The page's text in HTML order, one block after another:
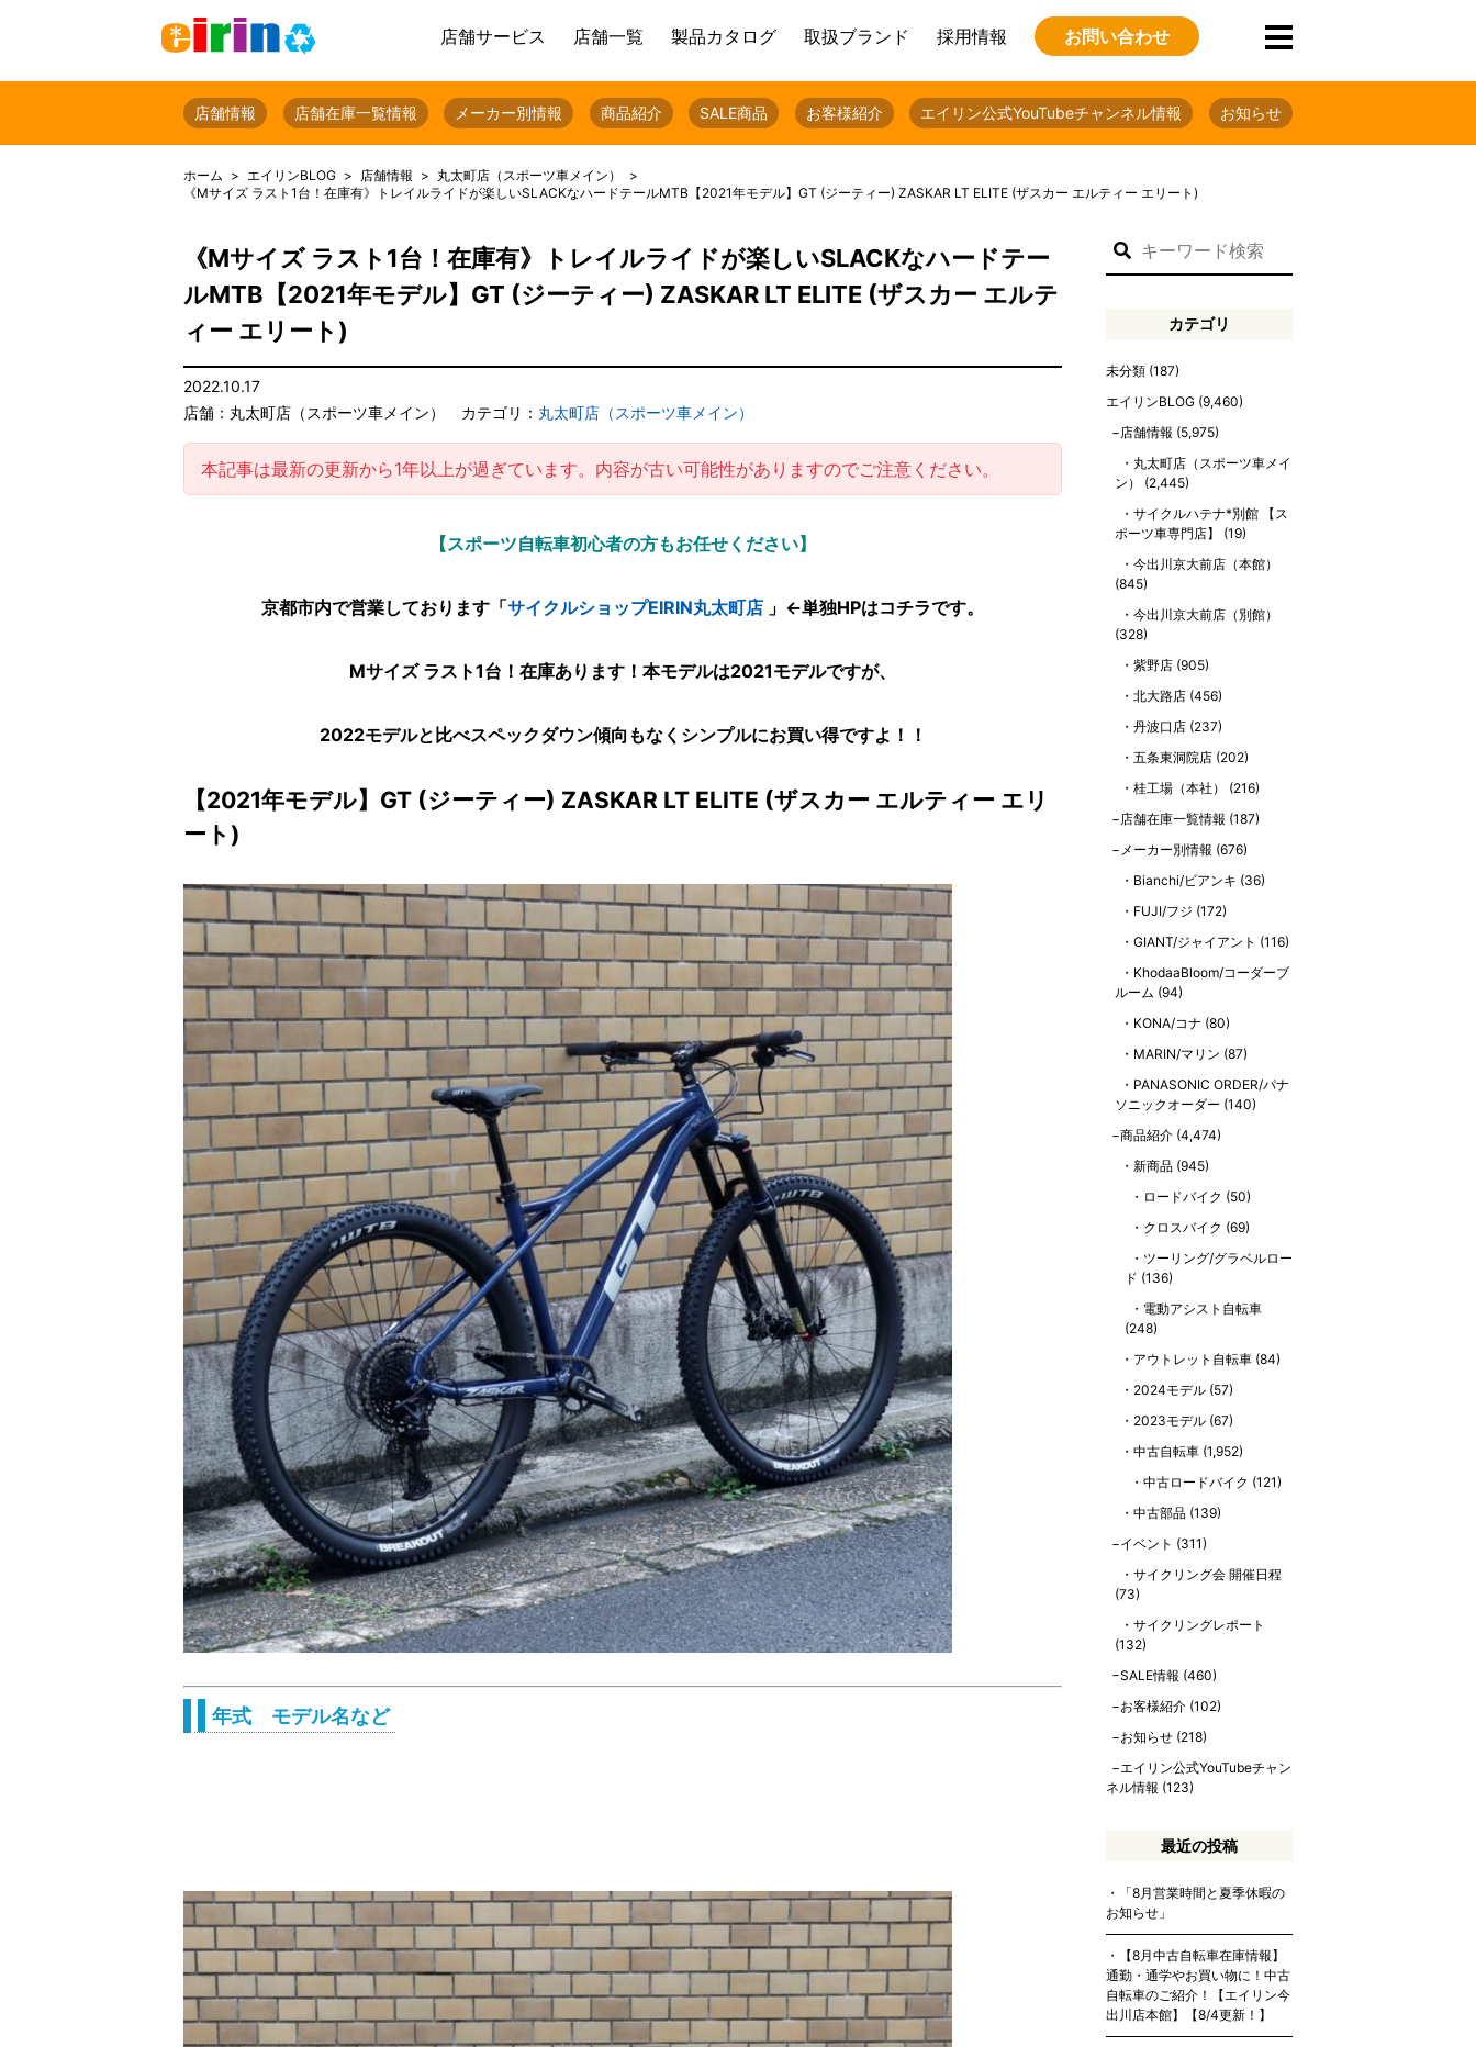
店舗サービス 店舗一覧 製品カタログ 取扱ブランド 採用情報 お問い合わせ
店舗情報 店舗在庫一覧情報 メーカー別情報 商品紹介 SALE商品 お客様紹介 エイリン公式YouTubeチャンネル情報 お知らせ
ホーム エイリンBLOG 店舗情報
丸太町店（スポーツ車メイン）
《Mサイズ ラスト1台！在庫有》トレイルライドが楽しいSLACKなハードテールMTB【2021年モデル】GT (ジーティー) ZASKAR LT ELITE (ザスカー エルティー エリート)
《Mサイズ ラスト1台！在庫有》トレイルライドが楽しいSLACKなハードテー
ルMTB【2021年モデル】GT (ジーティー) ZASKAR LT ELITE (ザスカー エルテ
ィー エリート)
2022.10.17
店舗：丸太町店（スポーツ車メイン）
カテゴリ： 丸太町店（スポーツ車メイン）
本記事は最新の更新から1年以上が過ぎています。内容が古い可能性がありますのでご注意ください。
【スポーツ自転車初心者の方もお任せください】
京都市内で営業しております 「サイクルショップEIRIN丸太町店 」←単独HPはコチラです。
Mサイズ ラスト1台！在庫あります！本モデルは2021モデルですが、
2022モデルと比べスペックダウン傾向もなくシンプルにお買い得ですよ！！
【2021年モデル】GT (ジーティー) ZASKAR LT ELITE (ザスカー エルティー エリ
ート)
年式 モデル名など
カテゴリ
未分類 (187)
エイリンBLOG (9,460)
店舗情報 (5,975)
丸太町店（スポーツ車メイ
ン）
(2,445)
サイクルハテナ*別館 【ス
ポーツ車専門店】
(19)
今出川京大前店（本館）
(845)
今出川京大前店（別館）
(328)
紫野店 (905)
北大路店 (456)
丹波口店 (237)
五条東洞院店 (202)
桂工場（本社）
(216)
店舗在庫一覧情報 (187)
メーカー別情報 (676)
Bianchi/ビアンキ (36)
FUJI/フジ (172)
GIANT/ジャイアント (116)
KhodaaBloom/コーダーブ
ルーム (94)
KONA/コナ (80)
MARIN/マリン (87)
PANASONIC ORDER/パナ
ソニックオーダー (140)
商品紹介 (4,474)
新商品 (945)
ロードバイク (50)
クロスバイク (69)
ツーリング/グラベルロー
ド (136)
電動アシスト自転車
(248)
アウトレット自転車 (84)
2024モデル (57)
2023モデル (67)
中古自転車 (1,952)
中古ロードバイク (121)
中古部品 (139)
イベント (311)
サイクリング会 開催日程
(73)
サイクリングレポート
(132)
SALE情報 (460)
お客様紹介 (102)
お知らせ (218)
エイリン公式YouTubeチャン
ネル情報 (123)
最近の投稿
「8月営業時間と夏季休暇の
お知らせ」
【8月中古自転車在庫情報】
通勤・通学やお買い物に！中古
自転車のご紹介！【エイリン今
出川店本館】【8/4更新！】